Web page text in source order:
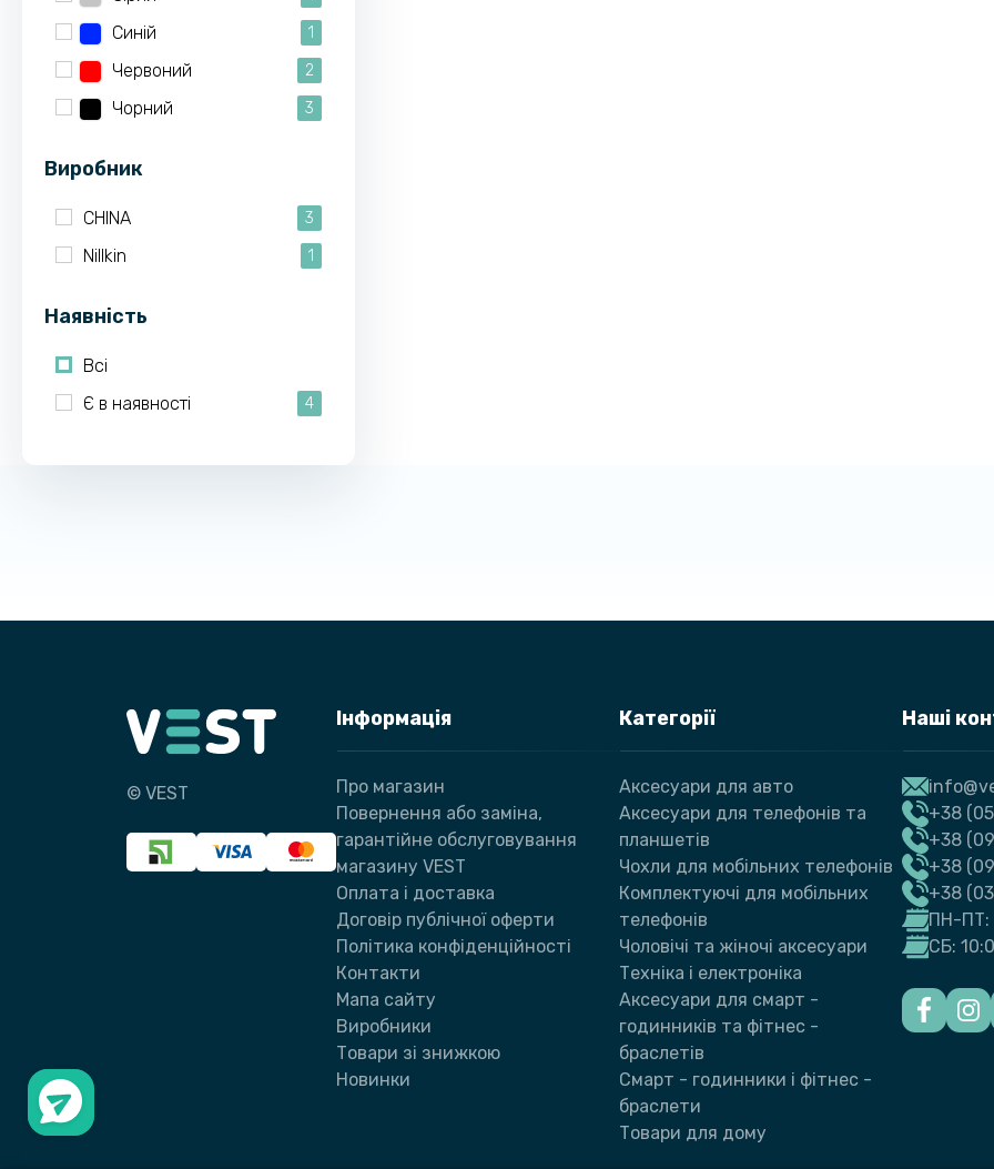
Синій 1
Червоний 2
Чорний 3
Виробник
CHINA 3
Nillkin 1
Наявність
Всі
Є в наявності
4
© VEST
Інформація
Про магазин
Повернення або заміна,
гарантійне обслуговування
магазину VEST
Оплата і доставка
Договір публічної оферти
Політика конфіденційності
Контакти
Мапа сайту
Виробники
Товари зі знижкою
Новинки
Категорії
Аксесуари для авто
Аксесуари для телефонів та
планшетів
Чохли для мобільних телефонів
Комплектуючі для мобільних
телефонів
Чоловічі та жіночі аксесуари
Техніка і електроніка
Аксесуари для смарт -
годинників та фітнес -
браслетів
Смарт - годинники і фітнес -
браслети
Товари для дому
Наші
+38
+38
+38
+38
ПН-ПТ:
СБ: